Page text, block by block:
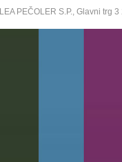
LEA PEČOLER S.P., Glavni trg